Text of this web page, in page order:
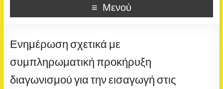
Μενού
Ενημέρωση σχετικά με
συμπληρωματική προκήρυξη
διαγωνισμού για την εισαγωγή στις